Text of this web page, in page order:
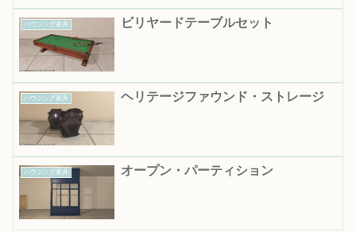
ハウジング家具 ビリヤードテーブルセット
ハウジング家具 ヘリテージファウンド・ストレージ
ハウジング家具 オープン・パーティション